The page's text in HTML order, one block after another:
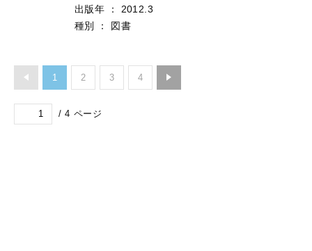
出版年
：
2012.3
種別
： 図書
1 2 3 4
/ 4 ページ